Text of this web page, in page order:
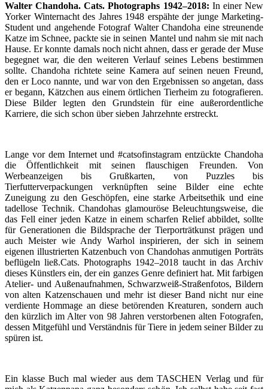
Walter Chandoha. Cats. Photographs 1942–2018: In einer New
Yorker Winternacht des Jahres 1948 erspähte der junge Marketing-
Student und angehende Fotograf Walter Chandoha eine streunende
Katze im Schnee, packte sie in seinen Mantel und nahm sie mit nach
Hause. Er konnte damals noch nicht ahnen, dass er gerade der Muse
begegnet war, die den weiteren Verlauf seines Lebens bestimmen
sollte. Chandoha richtete seine Kamera auf seinen neuen Freund,
den er Loco nannte, und war von den Ergebnissen so angetan, dass
er begann, Kätzchen aus einem örtlichen Tierheim zu fotografieren.
Diese Bilder legten den Grundstein für eine außerordentliche
Karriere, die sich schon über sieben Jahrzehnte erstreckt.
Lange vor dem Internet und #catsofinstagram entzückte Chandoha
die Öffentlichkeit mit seinen flauschigen Freunden. Von
Werbeanzeigen bis Grußkarten, von Puzzles bis
Tierfutterverpackungen verknüpften seine Bilder eine echte
Zuneigung zu den Geschöpfen, eine starke Arbeitsethik und eine
tadellose Technik. Chandohas glamouröse Beleuchtungsweise, die
das Fell einer jeden Katze in einem scharfen Relief abbildet, sollte
für Generationen die Bildsprache der Tierporträtkunst prägen und
auch Meister wie Andy Warhol inspirieren, der sich in seinem
eigenen illustrierten Katzenbuch von Chandohas anmutigen Porträts
beflügeln ließ.Cats. Photographs 1942–2018 taucht in das Archiv
dieses Künstlers ein, der ein ganzes Genre definiert hat. Mit farbigen
Atelier- und Außenaufnahmen, Schwarzweiß-Straßenfotos, Bildern
von alten Katzenschauen und mehr ist dieser Band nicht nur eine
verdiente Hommage an diese betörenden Kreaturen, sondern auch
den kürzlich im Alter von 98 Jahren verstorbenen alten Fotografen,
dessen Mitgefühl und Verständnis für Tiere in jedem seiner Bilder zu
spüren ist.
Ein klasse Buch mal wieder aus dem TASCHEN Verlag und für